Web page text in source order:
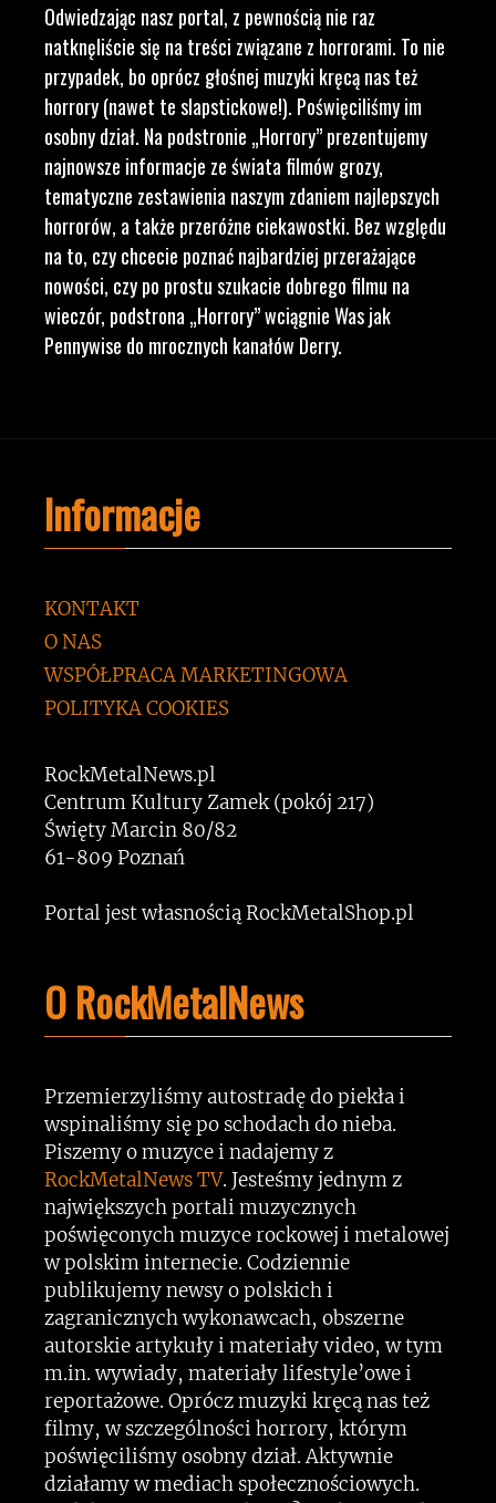
Odwiedzając nasz portal, z pewnością nie raz
natknęliście się na treści związane z horrorami. To nie
przypadek, bo oprócz głośnej muzyki kręcą nas też
horrory (nawet te slapstickowe!). Poświęciliśmy im
osobny dział. Na podstronie „Horrory” prezentujemy
najnowsze informacje ze świata filmów grozy,
tematyczne zestawienia naszym zdaniem najlepszych
horrorów, a także przeróżne ciekawostki. Bez względu
na to, czy chcecie poznać najbardziej przerażające
nowości, czy po prostu szukacie dobrego filmu na
wieczór, podstrona „Horrory” wciągnie Was jak
Pennywise do mrocznych kanałów Derry.
Informacje
KONTAKT
O NAS
WSPÓŁPRACA MARKETINGOWA
POLITYKA COOKIES
RockMetalNews.pl
Centrum Kultury Zamek (pokój 217)
Święty Marcin 80/82
61-809 Poznań
Portal jest własnością RockMetalShop.pl
O RockMetalNews
Przemierzyliśmy autostradę do piekła i
wspinaliśmy się po schodach do nieba.
Piszemy o muzyce i nadajemy z
RockMetalNews TV. Jesteśmy jednym z
największych portali muzycznych
poświęconych muzyce rockowej i metalowej
w polskim internecie. Codziennie
publikujemy newsy o polskich i
zagranicznych wykonawcach, obszerne
autorskie artykuły i materiały video, w tym
m.in. wywiady, materiały lifestyle’owe i
reportażowe. Oprócz muzyki kręcą nas też
filmy, w szczególności horrory, którym
poświęciliśmy osobny dział. Aktywnie
działamy w mediach społecznościowych.